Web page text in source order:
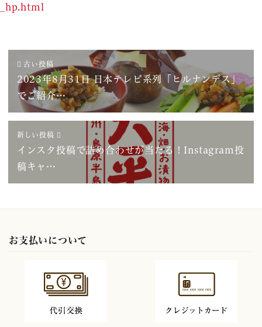
_hp.html
古い投稿
2023年8月31日 日本テレビ系列「ヒルナンデス」
でご紹介…
新しい投稿
インスタ投稿で詰め合わせが当たる！Instagram投
稿キャ…
お支払いについて